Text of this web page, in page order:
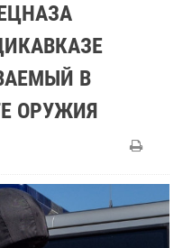
В
ОРУЖИЯ